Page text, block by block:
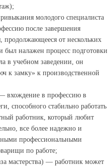
молодого специалиста
после завершения
продолжающееся от нескольких
был налажен процесс подготовки
в учебном заведении, он
к замку» к производственной
вхождение в профессию в
способного стабильно работать
работник, который любит
все более надежно и
профессиональными
по работе;
мастерства) — работник может